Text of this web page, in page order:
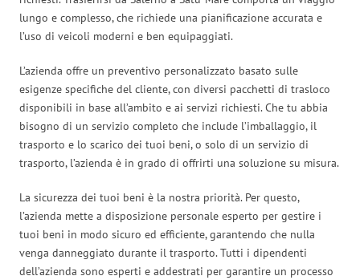
lungo e complesso, che richiede una pianificazione accurata e
l’uso di veicoli moderni e ben equipaggiati.
L’azienda offre un preventivo personalizzato basato sulle
esigenze specifiche del cliente, con diversi pacchetti di trasloco
disponibili in base all’ambito e ai servizi richiesti. Che tu abbia
bisogno di un servizio completo che include l’imballaggio, il
trasporto e lo scarico dei tuoi beni, o solo di un servizio di
trasporto, l’azienda è in grado di offrirti una soluzione su misura.
La sicurezza dei tuoi beni è la nostra priorità. Per questo,
l’azienda mette a disposizione personale esperto per gestire i
tuoi beni in modo sicuro ed efficiente, garantendo che nulla
venga danneggiato durante il trasporto. Tutti i dipendenti
dell’azienda sono esperti e addestrati per garantire un processo